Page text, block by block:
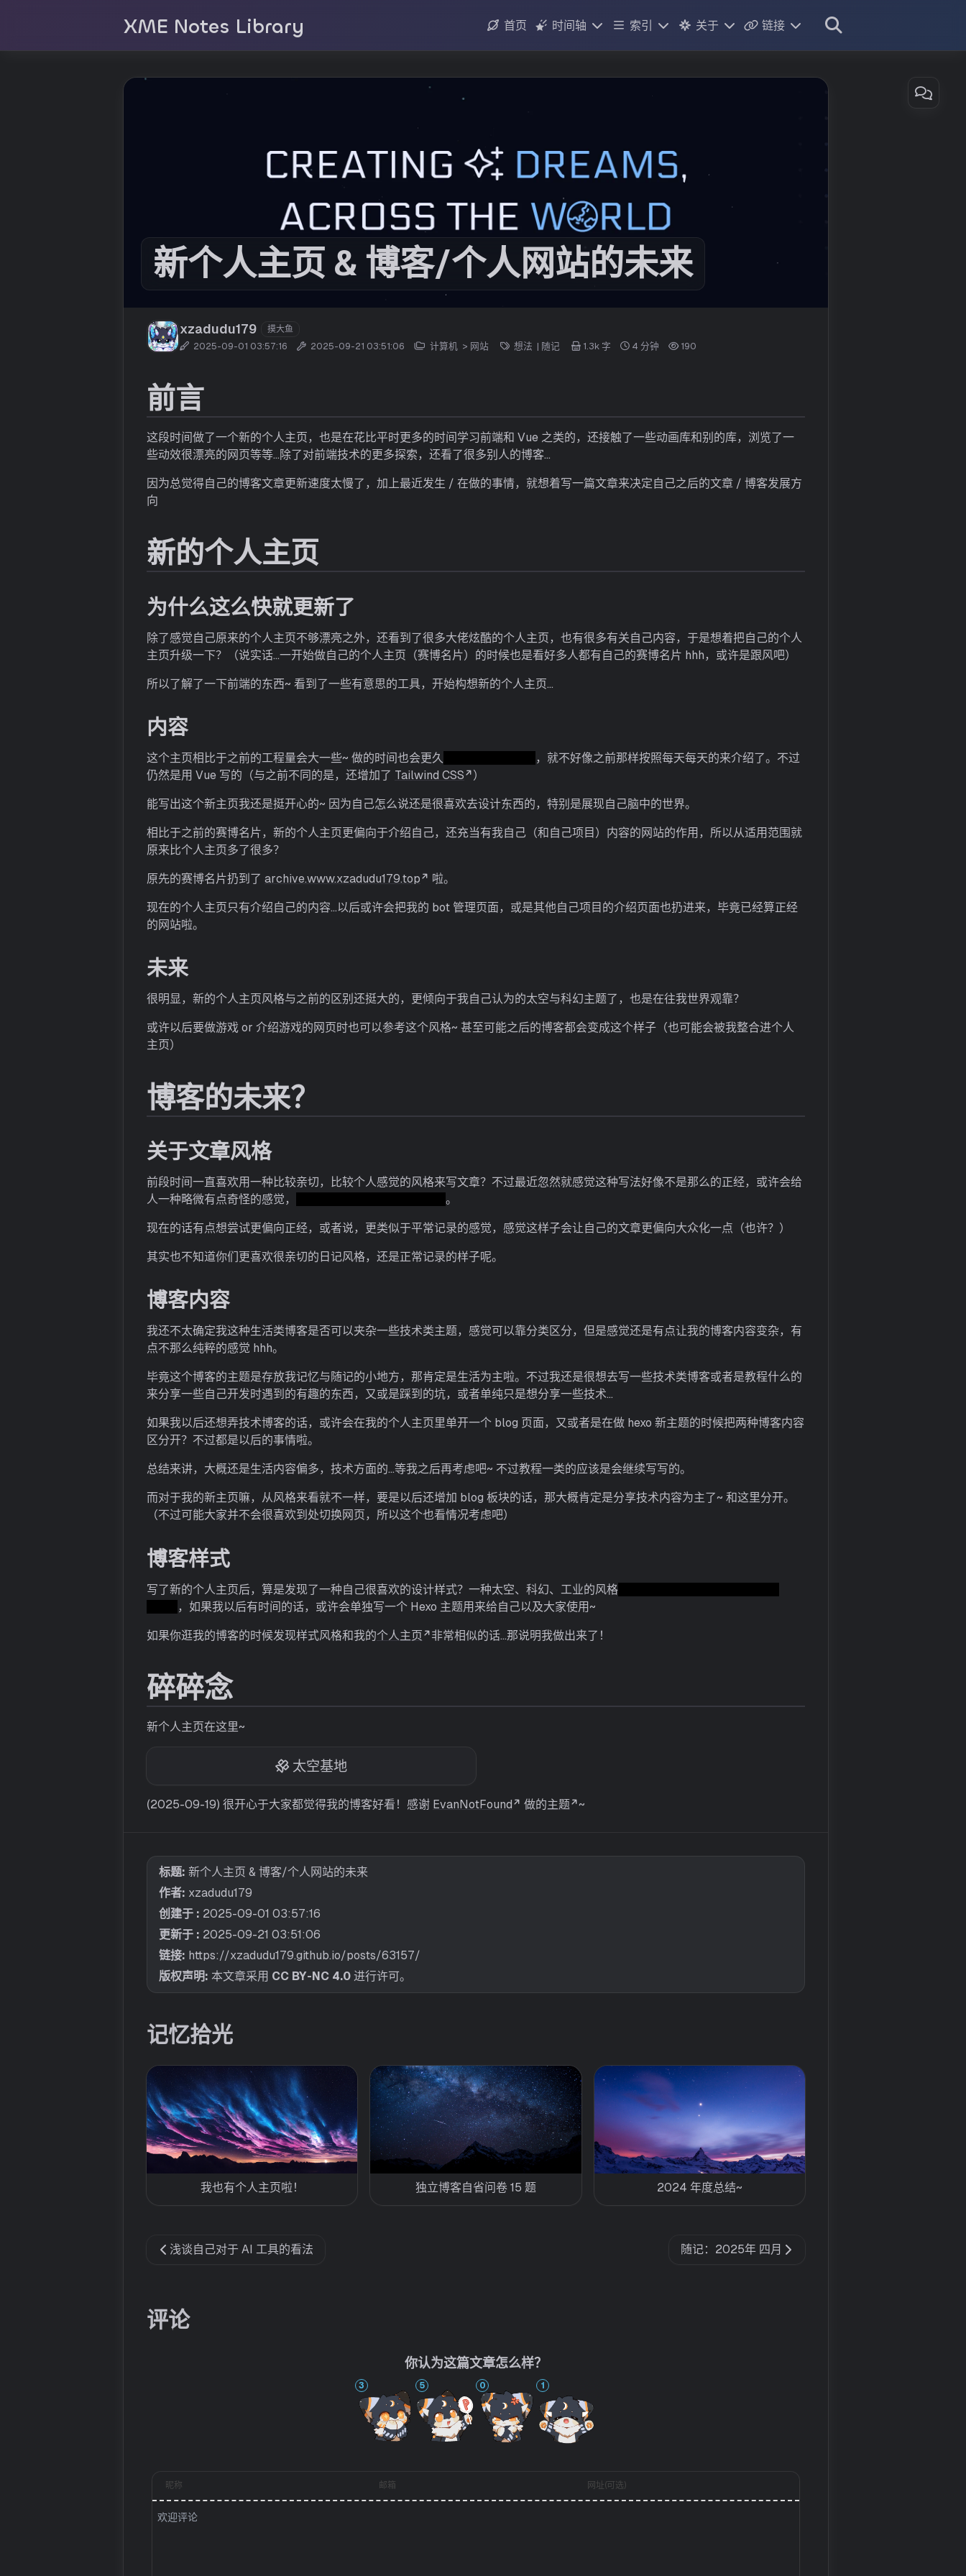
XME Notes Library 首页
时间轴
归档
索引
标签
关于
个人介绍
链接
友链
新个人主页 & 博客/个人网站的未来
xzadudu179 摸大鱼
2025-09-01 03:57:16 2025-09-21 03:51:06 计算机 > 网站 想法 | 随记 1.3k 字 4 分钟 190
前言
这段时间做了一个新的个人主页，也是在花比平时更多的时间学习前端和 Vue 之类的，还接触了一些动画库和别的库，浏览了一
些动效很漂亮的网页等等…除了对前端技术的更多探索，还看了很多别人的博客…
因为总觉得自己的博客文章更新速度太慢了，加上最近发生 / 在做的事情，就想着写一篇文章来决定自己之后的文章 / 博客发展方
向
新的个人主页
为什么这么快就更新了
除了感觉自己原来的个人主页不够漂亮之外，还看到了很多大佬炫酷的个人主页，也有很多有关自己内容，于是想着把自己的个人
主页升级一下？（说实话…一开始做自己的个人主页（赛博名片）的时候也是看好多人都有自己的赛博名片 hhh，或许是跟风吧）
所以了解了一下前端的东西~ 看到了一些有意思的工具，开始构想新的个人主页…
内容
这个主页相比于之前的工程量会大一些~ 做的时间也会更久
，就不好像之前那样按照每天每天的来介绍了。不过
仍然是用 Vue 写的（与之前不同的是，还增加了 Tailwind CSS ）
能写出这个新主页我还是挺开心的~ 因为自己怎么说还是很喜欢去设计东西的，特别是展现自己脑中的世界。
相比于之前的赛博名片，新的个人主页更偏向于介绍自己，还充当有我自己（和自己项目）内容的网站的作用，所以从适用范围就
原来比个人主页多了很多？
原先的赛博名片扔到了 archive.www.xzadudu179.top 啦。
现在的个人主页只有介绍自己的内容…以后或许会把我的 bot 管理页面，或是其他自己项目的介绍页面也扔进来，毕竟已经算正经
的网站啦。
未来
很明显，新的个人主页风格与之前的区别还挺大的，更倾向于我自己认为的太空与科幻主题了，也是在往我世界观靠？
或许以后要做游戏 or 介绍游戏的网页时也可以参考这个风格~ 甚至可能之后的博客都会变成这个样子（也可能会被我整合进个人
主页）
博客的未来？
关于文章风格
前段时间一直喜欢用一种比较亲切，比较个人感觉的风格来写文章？不过最近忽然就感觉这种写法好像不是那么的正经，或许会给
人一种略微有点奇怪的感觉，
。
现在的话有点想尝试更偏向正经，或者说，更类似于平常记录的感觉，感觉这样子会让自己的文章更偏向大众化一点（也许？）
其实也不知道你们更喜欢很亲切的日记风格，还是正常记录的样子呢。
博客内容
我还不太确定我这种生活类博客是否可以夹杂一些技术类主题，感觉可以靠分类区分，但是感觉还是有点让我的博客内容变杂，有
点不那么纯粹的感觉 hhh。
毕竟这个博客的主题是存放我记忆与随记的小地方，那肯定是生活为主啦。不过我还是很想去写一些技术类博客或者是教程什么的
来分享一些自己开发时遇到的有趣的东西，又或是踩到的坑，或者单纯只是想分享一些技术…
如果我以后还想弄技术博客的话，或许会在我的个人主页里单开一个 blog 页面，又或者是在做 hexo 新主题的时候把两种博客内容
区分开？不过都是以后的事情啦。
总结来讲，大概还是生活内容偏多，技术方面的…等我之后再考虑吧~ 不过教程一类的应该是会继续写写的。
而对于我的新主页嘛，从风格来看就不一样，要是以后还增加 blog 板块的话，那大概肯定是分享技术内容为主了~ 和这里分开。
（不过可能大家并不会很喜欢到处切换网页，所以这个也看情况考虑吧）
博客样式
写了新的个人主页后，算是发现了一种自己很喜欢的设计样式？一种太空、科幻、工业的风格
，如果我以后有时间的话，或许会单独写一个 Hexo 主题用来给自己以及大家使用~
如果你逛我的博客的时候发现样式风格和我的个人主页 非常相似的话…那说明我做出来了！
碎碎念
新个人主页在这里~
太空基地
(2025-09-19) 很开心于大家都觉得我的博客好看！感谢 EvanNotFound 做的主题 ~
标题: 新个人主页 & 博客/个人网站的未来
作者: xzadudu179
创建于 : 2025-09-01 03:57:16
更新于 : 2025-09-21 03:51:06
链接: https://xzadudu179.github.io/posts/63157/
版权声明: 本文章采用 CC BY-NC 4.0 进行许可。
记忆拾光
我也有个人主页啦！ 独立博客自省问卷 15 题 2024 年度总结~
浅谈自己对于 AI 工具的看法 随记：2025年 四月
评论
你认为这篇文章怎么样？
3 5 0 1
昵称 邮箱 网址(可选)